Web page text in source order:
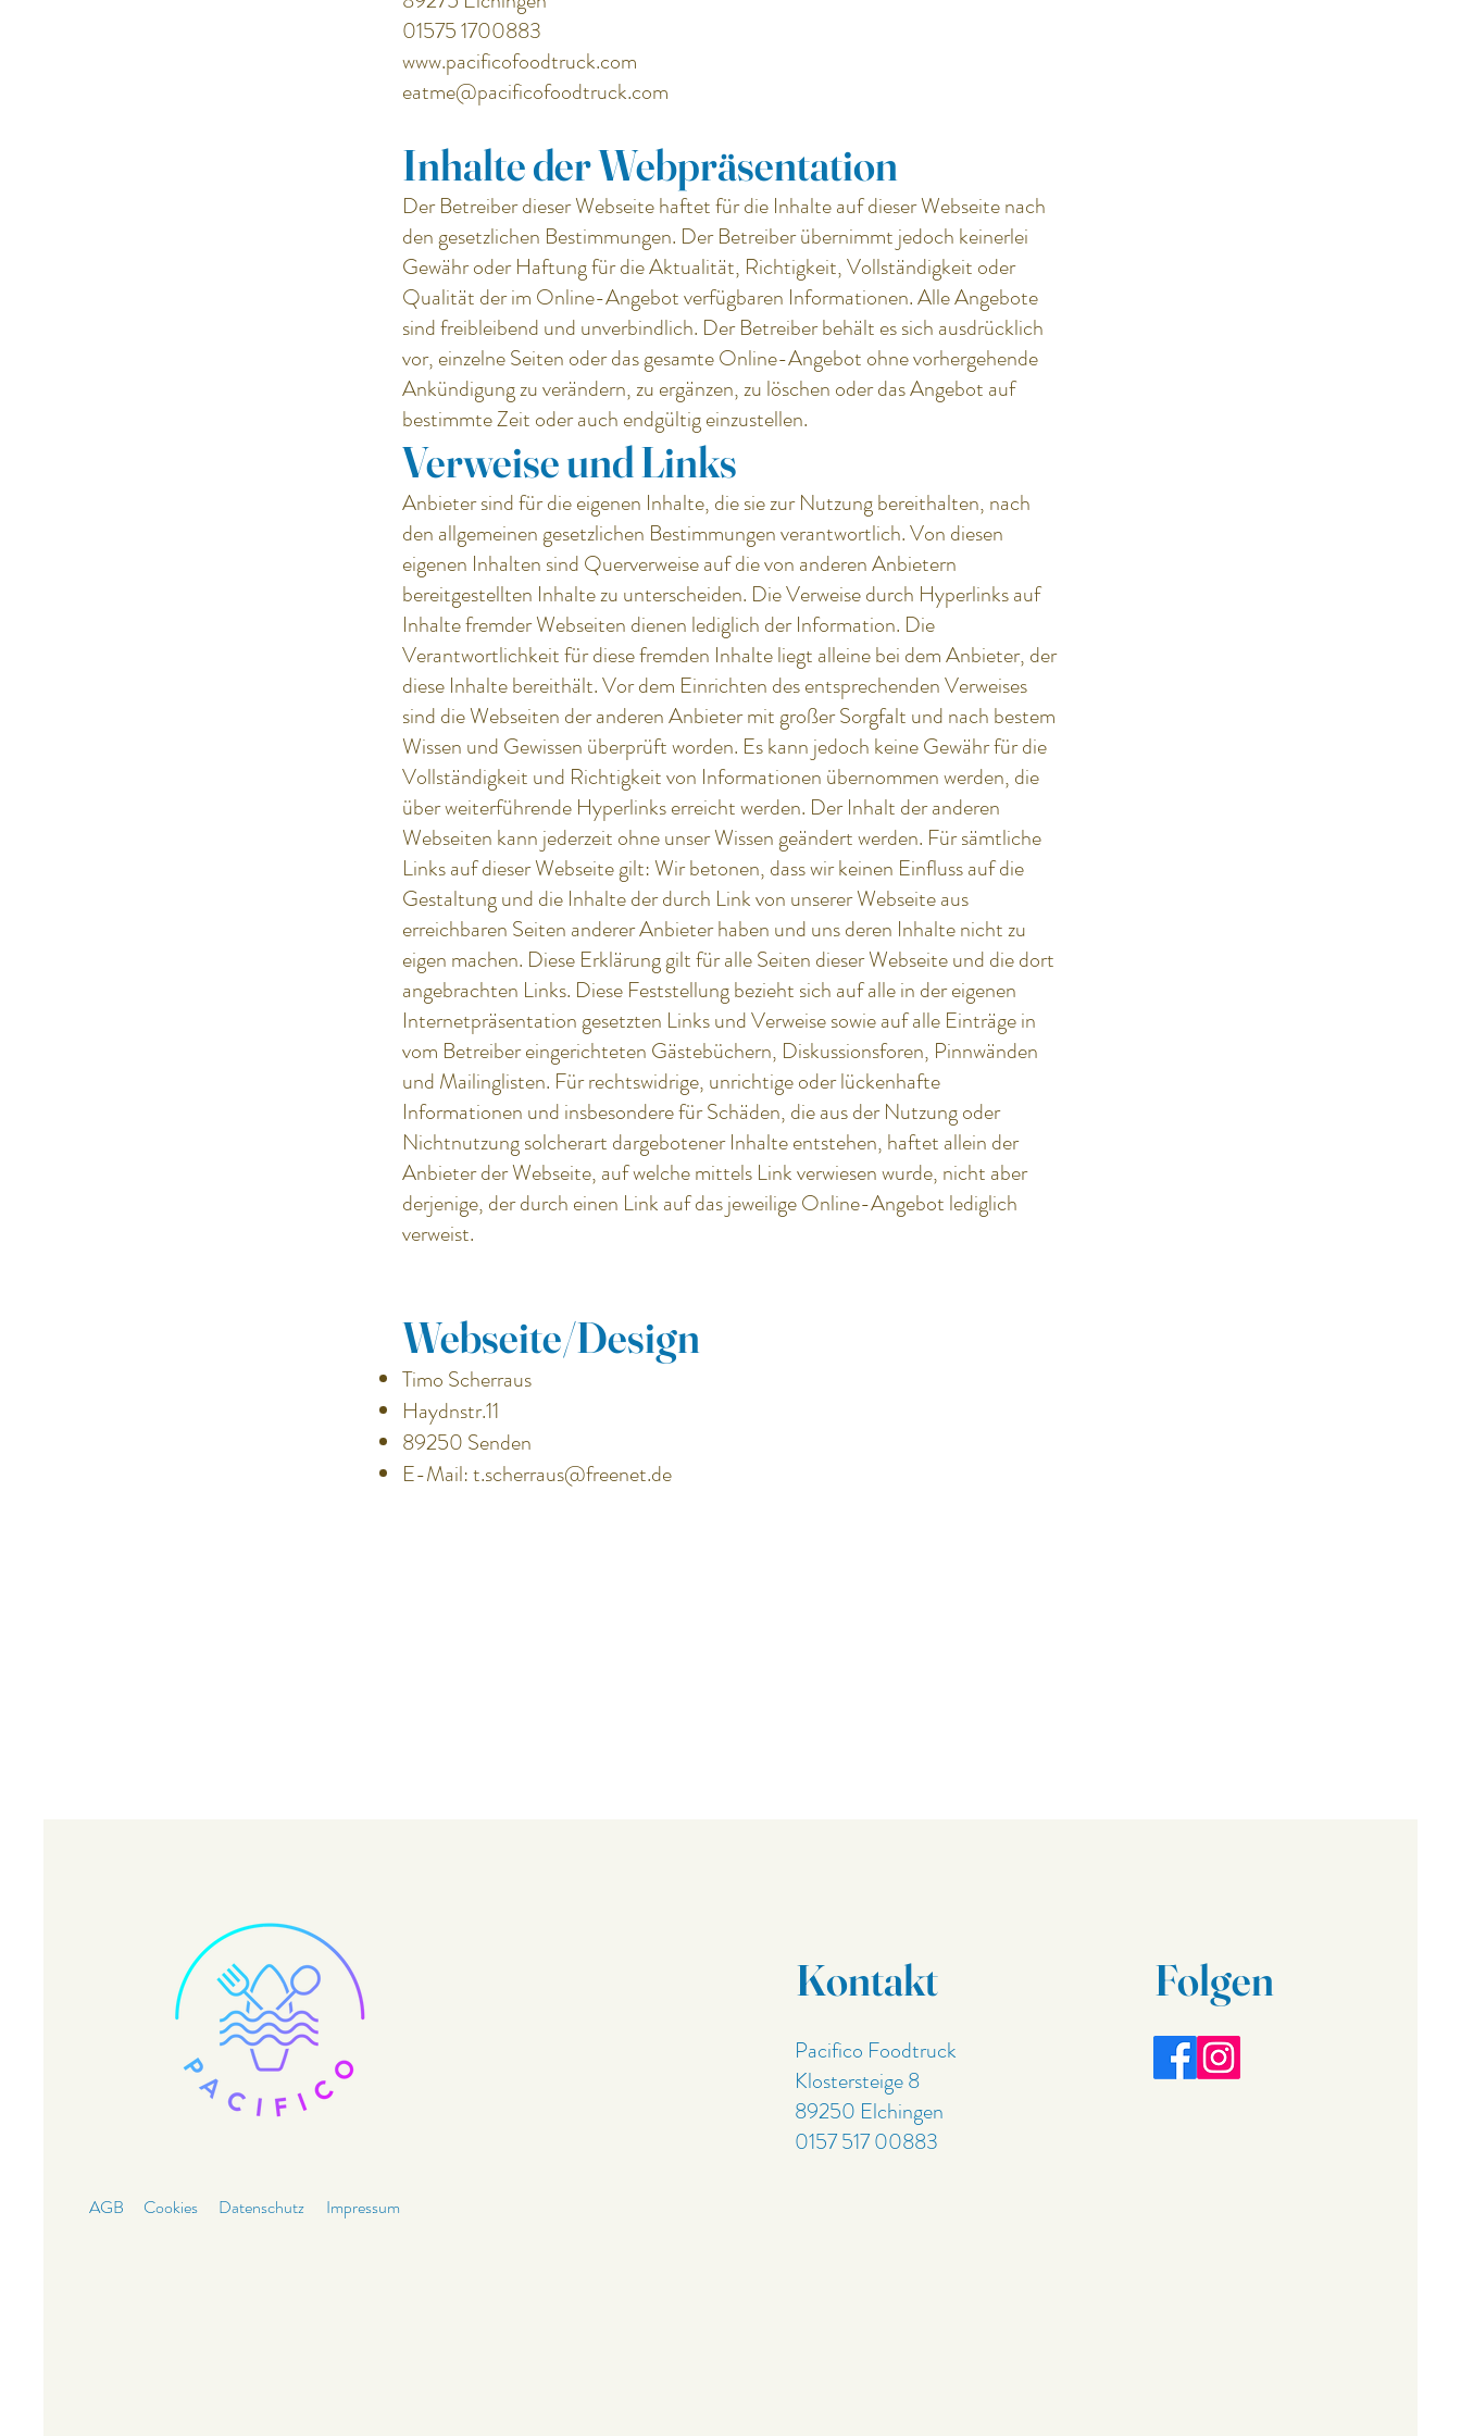
01575 1700883
www.pacificofoodtruck.com
eatme@pacificofoodtruck.com
Inhalte der Webpräsentation
Der Betreiber dieser Webseite haftet für die Inhalte auf dieser Webseite nach
den gesetzlichen Bestimmungen. Der Betreiber übernimmt jedoch keinerlei
Gewähr oder Haftung für die Aktualität, Richtigkeit, Vollständigkeit oder
Qualität der im Online-Angebot verfügbaren Informationen. Alle Angebote
sind freibleibend und unverbindlich. Der Betreiber behält es sich ausdrücklich
vor, einzelne Seiten oder das gesamte Online-Angebot ohne vorhergehende
Ankündigung zu verändern, zu ergänzen, zu löschen oder das Angebot auf
bestimmte Zeit oder auch endgültig einzustellen.
Verweise und Links
Anbieter sind für die eigenen Inhalte, die sie zur Nutzung bereithalten, nach
den allgemeinen gesetzlichen Bestimmungen verantwortlich. Von diesen
eigenen Inhalten sind Querverweise auf die von anderen Anbietern
bereitgestellten Inhalte zu unterscheiden. Die Verweise durch Hyperlinks auf
Inhalte fremder Webseiten dienen lediglich der Information. Die
Verantwortlichkeit für diese fremden Inhalte liegt alleine bei dem Anbieter, der
diese Inhalte bereithält. Vor dem Einrichten des entsprechenden Verweises
sind die Webseiten der anderen Anbieter mit großer Sorgfalt und nach bestem
Wissen und Gewissen überprüft worden. Es kann jedoch keine Gewähr für die
Vollständigkeit und Richtigkeit von Informationen übernommen werden, die
über weiterführende Hyperlinks erreicht werden. Der Inhalt der anderen
Webseiten kann jederzeit ohne unser Wissen geändert werden. Für sämtliche
Links auf dieser Webseite gilt: Wir betonen, dass wir keinen Einfluss auf die
Gestaltung und die Inhalte der durch Link von unserer Webseite aus
erreichbaren Seiten anderer Anbieter haben und uns deren Inhalte nicht zu
eigen machen. Diese Erklärung gilt für alle Seiten dieser Webseite und die dort
angebrachten Links. Diese Feststellung bezieht sich auf alle in der eigenen
Internetpräsentation gesetzten Links und Verweise sowie auf alle Einträge in
vom Betreiber eingerichteten Gästebüchern, Diskussionsforen, Pinnwänden
und Mailinglisten. Für rechtswidrige, unrichtige oder lückenhafte
Informationen und insbesondere für Schäden, die aus der Nutzung oder
Nichtnutzung solcherart dargebotener Inhalte entstehen, haftet allein der
Anbieter der Webseite, auf welche mittels Link verwiesen wurde, nicht aber
derjenige, der durch einen Link auf das jeweilige Online-Angebot lediglich
verweist.
Webseite/Design
Timo Scherraus
Haydnstr.11
89250 Senden
E-Mail:t.scherraus@freenet.de
AGB Cookies Datenschutz Impressum
Kontakt
Pacifico Foodtruck
Klostersteige 8
89250 Elchingen
0157 517 00883
Folgen